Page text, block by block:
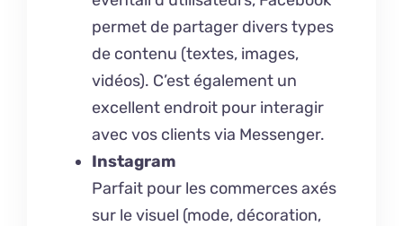
permet de partager divers types
de contenu (textes, images,
vidéos). C’est également un
excellent endroit pour interagir
avec vos clients via Messenger.
Instagram
Parfait pour les commerces axés
sur le visuel (mode, décoration,